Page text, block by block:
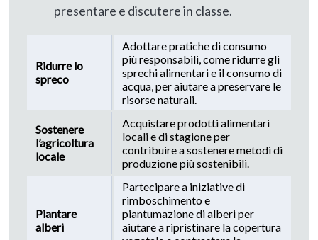
presentare e discutere in classe.
Ridurre lo
spreco
Adottare pratiche di consumo
più responsabili, come ridurre gli
sprechi alimentari e il consumo di
acqua, per aiutare a preservare le
risorse naturali.
Sostenere
l’agricoltura
locale
Acquistare prodotti alimentari
locali e di stagione per
contribuire a sostenere metodi di
produzione più sostenibili.
Piantare
alberi
Partecipare a iniziative di
rimboschimento e
piantumazione di alberi per
aiutare a ripristinare la copertura